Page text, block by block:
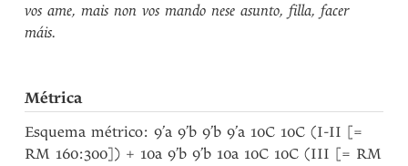
vos ame, mais non vos mando nese asunto, filla, facer
máis.
Métrica
Esquema métrico: 9’a 9’b 9’b 9’a 10C 10C (I-II [=
RM 160:300]) + 10a 9’b 9’b 10a 10C 10C (III [= RM